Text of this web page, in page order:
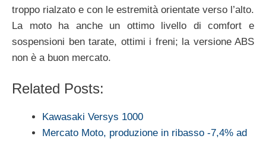
troppo rialzato e con le estremità orientate verso l’alto.
La moto ha anche un ottimo livello di comfort e
sospensioni ben tarate, ottimi i freni; la versione ABS
non è a buon mercato.
Related Posts:
Kawasaki Versys 1000
Mercato Moto, produzione in ribasso -7,4% ad